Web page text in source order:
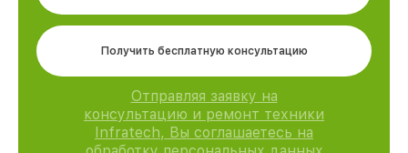
Получить бесплатную консультацию
Отправляя заявку на
консультацию и ремонт техники
Infratech, Вы соглашаетесь на